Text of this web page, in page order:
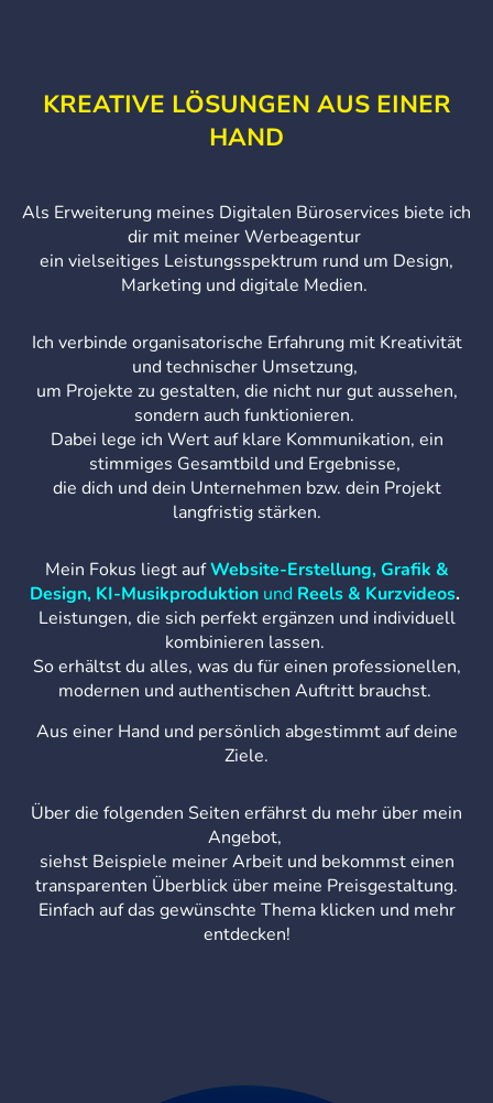
KREATIVE LÖSUNGEN AUS EINER
HAND
Als Erweiterung meines Digitalen Büroservices biete ich
dir mit meiner Werbeagentur
ein vielseitiges Leistungsspektrum rund um Design,
Marketing und digitale Medien.
Ich verbinde organisatorische Erfahrung mit Kreativität
und technischer Umsetzung,
um Projekte zu gestalten, die nicht nur gut aussehen,
sondern auch funktionieren.
Dabei lege ich Wert auf klare Kommunikation, ein
stimmiges Gesamtbild und Ergebnisse,
die dich und dein Unternehmen bzw. dein Projekt
langfristig stärken.
Mein Fokus liegt aufWebsite-Erstellung, Grafik &
Design, KI-Musikproduktion und Reels & Kurzvideos.
Leistungen, die sich perfekt ergänzen und individuell
kombinieren lassen.
So erhältst du alles, was du für einen professionellen,
modernen und authentischen Auftritt brauchst.
Aus einer Hand und persönlich abgestimmt auf deine
Ziele.
Über die folgenden Seiten erfährst du mehr über mein
Angebot,
siehst Beispiele meiner Arbeit und bekommst einen
transparenten Überblick über meine Preisgestaltung.
Einfach auf das gewünschte Thema klicken und mehr
entdecken!